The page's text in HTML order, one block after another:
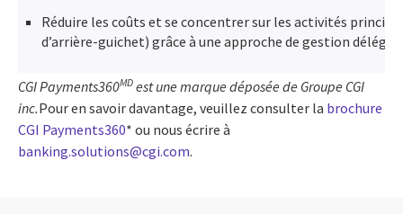
Réduire les coûts et se concentrer sur les activités
d’arrière-guichet) grâce à une approche de gestion
CGI Payments360MD est une marque déposée de Groupe CGI
inc.Pour en savoir davantage, veuillez consulter la brochure
CGI Payments360* ou nous écrire à
banking.solutions@cgi.com.